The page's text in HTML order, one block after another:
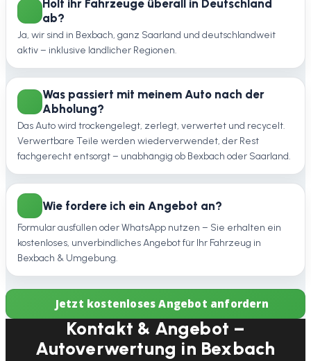
Holt ihr Fahrzeuge überall in Deutschland
ab?
Ja, wir sind in Bexbach, ganz Saarland und deutschlandweit
aktiv – inklusive ländlicher Regionen.
Was passiert mit meinem Auto nach der
Abholung?
Das Auto wird trockengelegt, zerlegt, verwertet und recycelt.
Verwertbare Teile werden wiederverwendet, der Rest
fachgerecht entsorgt – unabhängig ob Bexbach oder Saarland.
Wie fordere ich ein Angebot an?
Formular ausfüllen oder WhatsApp nutzen – Sie erhalten ein
kostenloses, unverbindliches Angebot für Ihr Fahrzeug in
Bexbach & Umgebung.
Jetzt kostenloses Angebot anfordern
Kontakt & Angebot –
Autoverwertung in Bexbach